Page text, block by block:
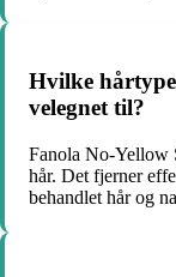
Hvilke
velegnet til?
Fanola No-Yellow
hår. Det fjerner
behandlet hår og